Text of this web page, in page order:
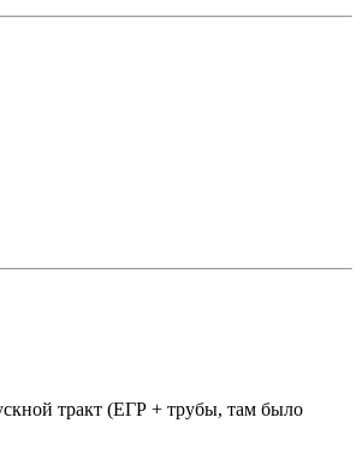
тракт (ЕГР + трубы, там было